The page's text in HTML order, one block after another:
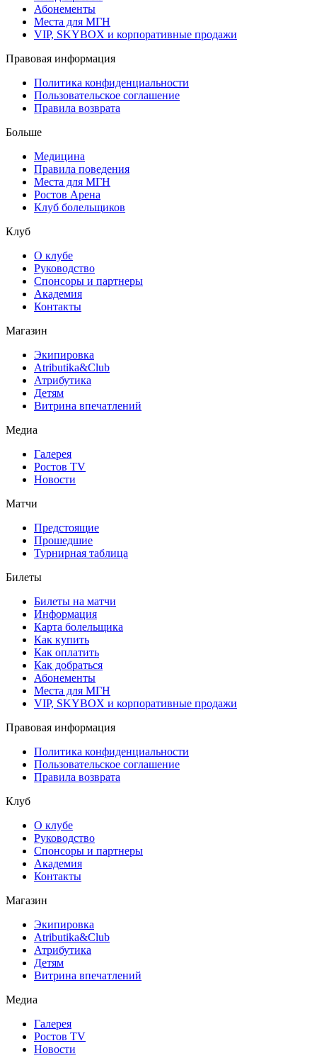
Абонементы
Места для МГН
VIP, SKYBOX и корпоративные продажи
Правовая информация
Политика конфиденциальности
Пользовательское соглашение
Правила возврата
Больше
Медицина
Правила поведения
Места для МГН
Ростов Арена
Клуб болельщиков
Клуб
О клубе
Руководство
Спонсоры и партнеры
Академия
Контакты
Магазин
Экипировка
Atributika&Club
Атрибутика
Детям
Витрина впечатлений
Медиа
Галерея
Ростов TV
Новости
Матчи
Предстоящие
Прошедшие
Турнирная таблица
Билеты
Билеты на матчи
Информация
Карта болельщика
Как купить
Как оплатить
Как добраться
Абонементы
Места для МГН
VIP, SKYBOX и корпоративные продажи
Правовая информация
Политика конфиденциальности
Пользовательское соглашение
Правила возврата
Клуб
О клубе
Руководство
Спонсоры и партнеры
Академия
Контакты
Магазин
Экипировка
Atributika&Club
Атрибутика
Детям
Витрина впечатлений
Медиа
Галерея
Ростов TV
Новости